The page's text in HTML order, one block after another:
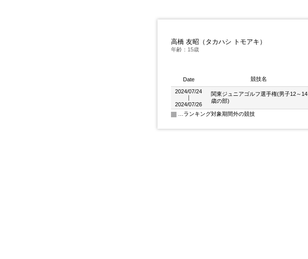
高橋 友昭（タカハシ トモアキ）
年齢：15歳
Date 競技名
2024/07/24
｜
2024/07/26
関東ジュニアゴルフ選手権(男子12～14
歳の部)
…ランキング対象期間外の競技